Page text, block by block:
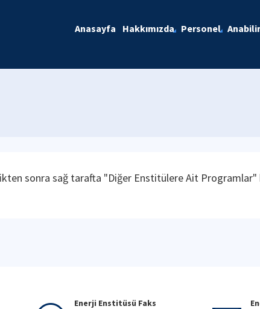
Anasayfa Hakkımızda Personel
sonra sağ tarafta "Diğer Enstitülere Ait Programlar"
Enerji Enstitüsü Faks